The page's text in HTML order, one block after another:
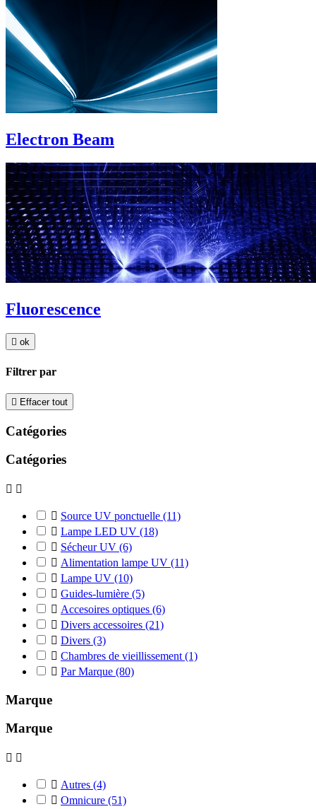
Electron Beam
Fluorescence
 ok
Filtrer par
 Effacer tout
Catégories
Catégories
 
 Source UV ponctuelle (11)
 Lampe LED UV (18)
 Sécheur UV (6)
 Alimentation lampe UV (11)
 Lampe UV (10)
 Guides-lumière (5)
 Accesoires optiques (6)
 Divers accessoires (21)
 Divers (3)
 Chambres de vieillissement (1)
 Par Marque (80)
Marque
Marque
 
 Autres (4)
 Omnicure (51)